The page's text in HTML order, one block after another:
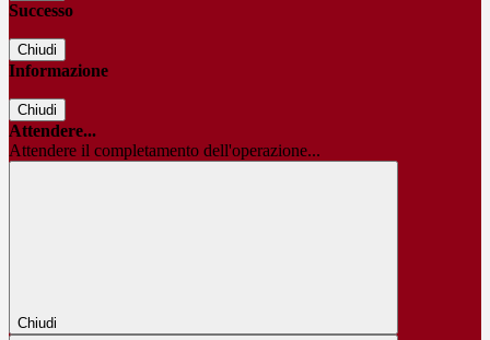
Successo
Chiudi
Informazione
Chiudi
Attendere...
Attendere il completamento dell'operazione...
Chiudi